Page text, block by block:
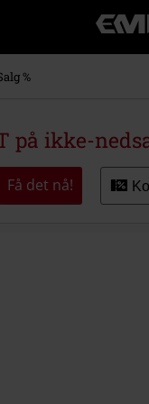
-
%
på ikke-
Få det nå!